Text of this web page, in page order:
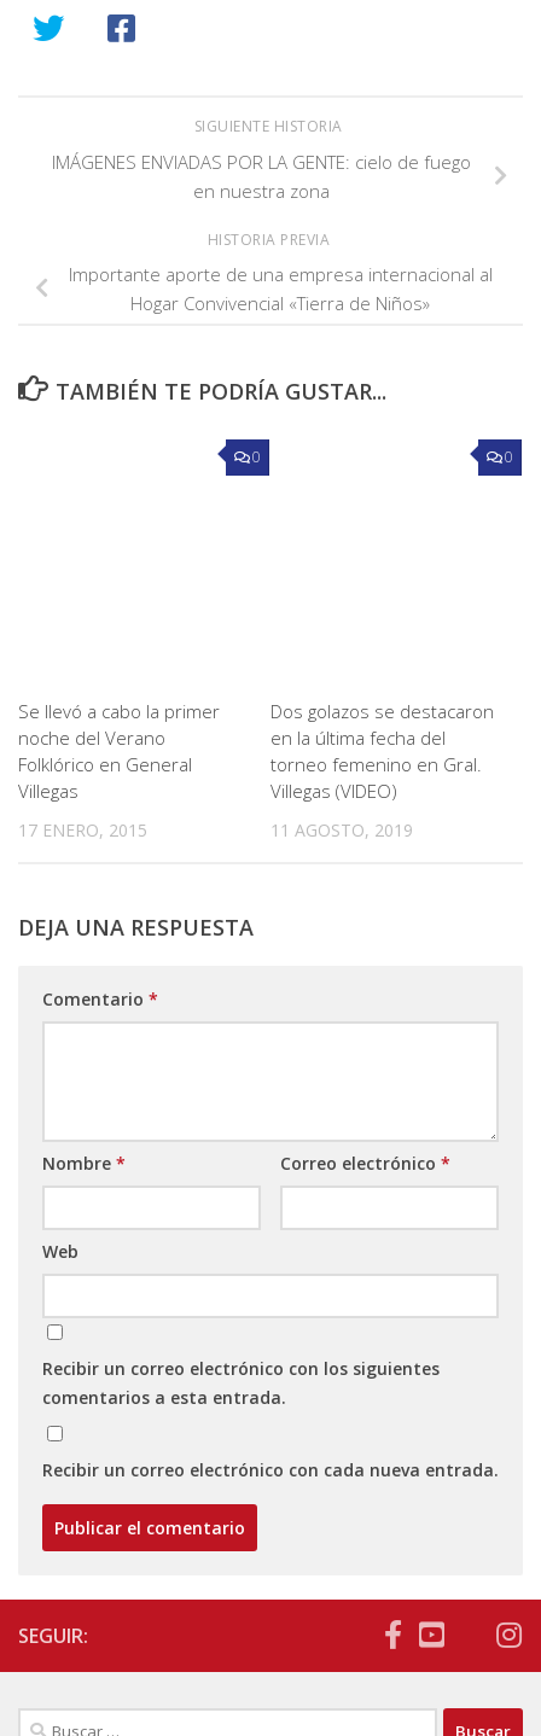
SIGUIENTE HISTORIA
IMÁGENES ENVIADAS POR LA GENTE: cielo de fuego
en nuestra zona
HISTORIA PREVIA
Importante aporte de una empresa internacional al
Hogar Convivencial «Tierra de Niños»
TAMBIÉN TE PODRÍA GUSTAR...
0
Se llevó a cabo la primer
noche del Verano
Folklórico en General
Villegas
17 ENERO, 2015
0
Dos golazos se destacaron
en la última fecha del
torneo femenino en Gral.
Villegas (VIDEO)
11 AGOSTO, 2019
DEJA UNA RESPUESTA
Comentario *
Nombre * Correo electrónico *
Web
Recibir un correo electrónico con los siguientes
comentarios a esta entrada.
Recibir un correo electrónico con cada nueva entrada.
SEGUIR:
Buscar: